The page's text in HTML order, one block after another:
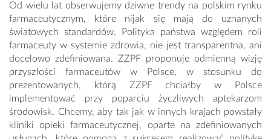
Od wielu lat obserwujemy dziwne trendy na polskim rynku
farmaceutycznym, które nijak się mają do uznanych
światowych standardów. Polityka państwa względem roli
farmaceuty w systemie zdrowia, nie jest transparentna, ani
docelowo zdefiniowana. ZZPF proponuje odmienną wizję
przyszłości farmaceutów w Polsce, w stosunku do
prezentowanych, którą ZZPF chciałby w Polsce
implementować przy poparciu życzliwych aptekarzom
środowisk. Chcemy, aby tak jak w innych krajach powstały
kliniki opieki farmaceutycznej, oparte na zdefiniowanych